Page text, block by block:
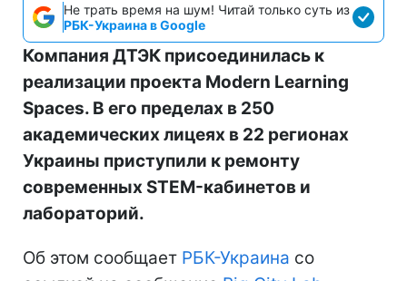
Не трать время на шум! Читай только суть из
РБК-Украина в Google
Компания ДТЭК присоединилась к
реализации проекта Modern Learning
Spaces. В его пределах в 250
академических лицеях в 22 регионах
Украины приступили к ремонту
современных STEM-кабинетов и
лабораторий.
Об этом сообщает РБК-Украина со